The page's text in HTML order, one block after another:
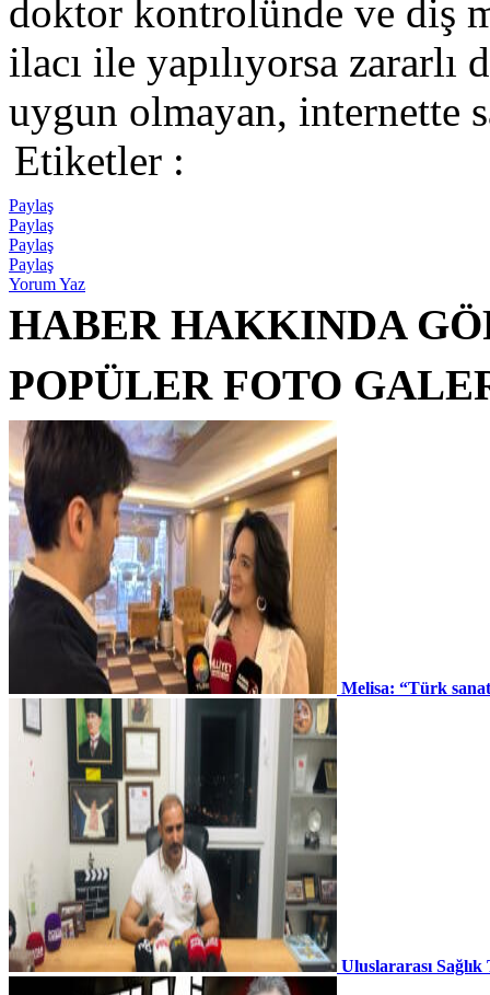
doktor kontrolünde ve diş
ilacı ile yapılıyorsa
uygun olmayan, internette
Etiketler :
Paylaş
Paylaş
Paylaş
Paylaş
Yorum Yaz
HABER HAKKINDA
POPÜLER FOTO
Melisa: “Türk
Uluslararası